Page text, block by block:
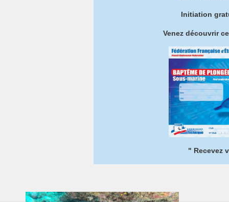
Initiation
Venez découvrir
" Recevez